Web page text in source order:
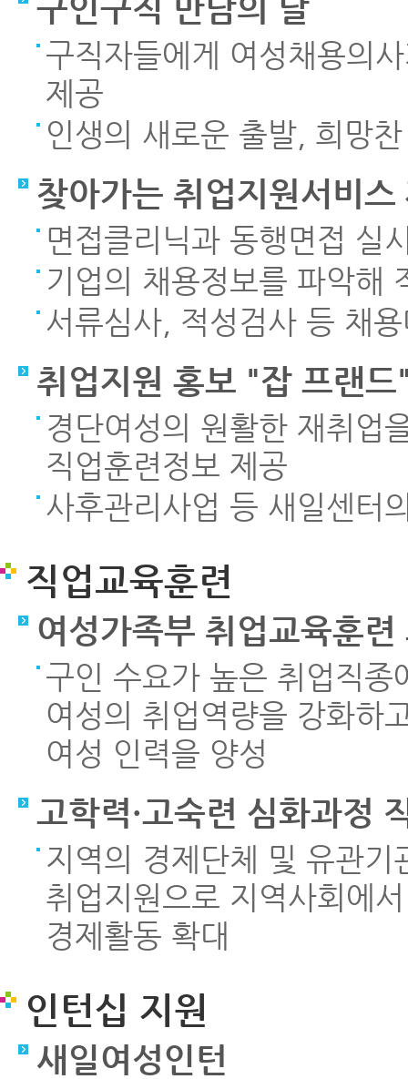
구인구직 만남의 날
구직자들에게 여성채용의
제공
인생의 새로운 출발, 희망
찾아가는 취업지원서비스
면접클리닉과 동행면접 실
기업의 채용정보를 파악해
서류심사, 적성검사 등 채
취업지원 홍보 "잡 프랜드
경단여성의 원활한 재취업
직업훈련정보 제공
사후관리사업 등 새일센터
직업교육훈련
여성가족부 취업교육훈련
구인 수요가 높은 취업직
여성의 취업역량을 강화하
여성 인력을 양성
고학력·고숙련 심화과정
지역의 경제단체 및 유관기
취업지원으로 지역사회에
경제활동 확대
인턴십 지원
새일여성인턴